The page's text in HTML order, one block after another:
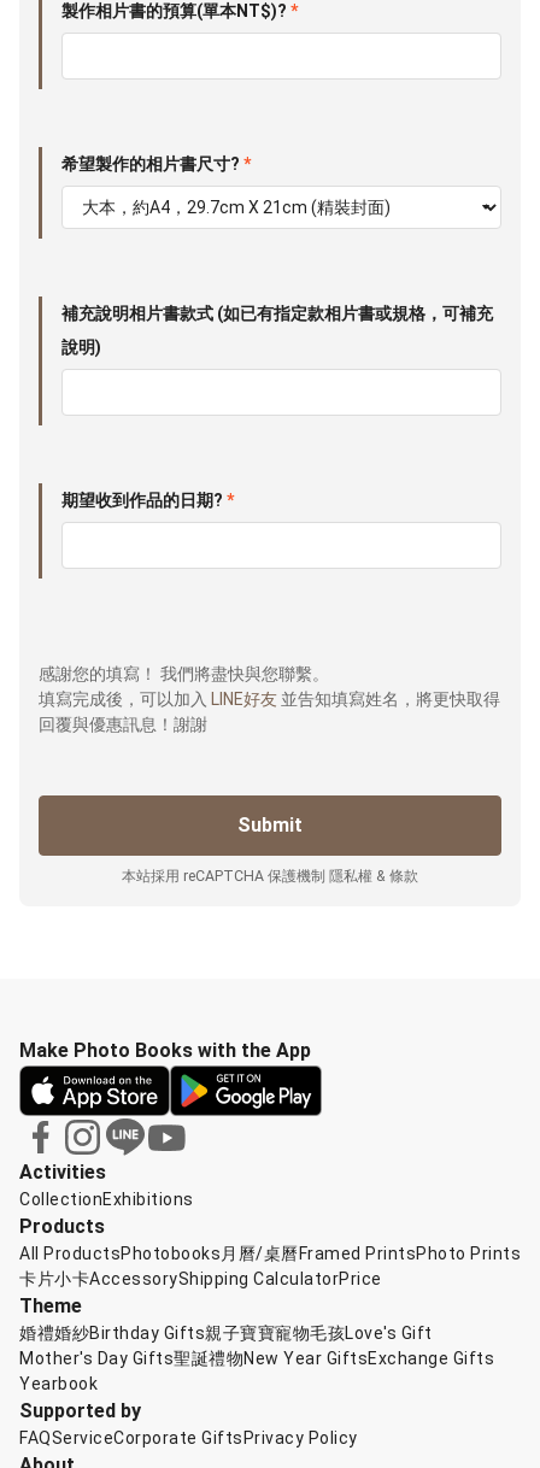
製作相片書的預算(單本NT$)? *
希望製作的相片書尺寸? *
補充說明相片書款式 (如已有指定款相片書或規格，可補充
說明)
期望收到作品的日期? *
感謝您的填寫！ 我們將盡快與您聯繫。
填寫完成後，可以加入 LINE好友 並告知填寫姓名，將更快取得
回覆與優惠訊息！謝謝
本站採用 reCAPTCHA 保護機制 隱私權 & 條款
Activities
CollectionExhibitions
Products
All ProductsPhotobooks 月曆/桌曆 Framed PrintsPhoto Prints
卡片小卡AccessoryShipping CalculatorPrice
Theme
婚禮婚紗Birthday Gifts親子寶寶寵物毛孩Love's Gift
Mother's Day Gifts聖誕禮物New Year GiftsExchange Gifts
Yearbook
Supported by
FAQServiceCorporate Gifts Privacy Policy
Make Photo Books with the App